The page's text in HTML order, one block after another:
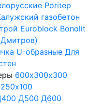
Poritep
газобетон
Euroblock Bonolit
U-образные Для
600х300х300
Д500 Д600